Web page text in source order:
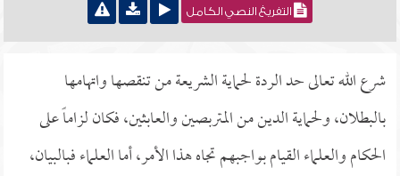
التفريغ النصي الكامل
شرع الله تعالى حد الردة لحماية الشريعة من تنقصها واتهامها
بالبطلان، ولحماية الدين من المتربصين والعابثين، فكان لزاماً على
الحكام والعلماء القيام بواجبهم تجاه هذا الأمر، أما العلماء فبالبيان،